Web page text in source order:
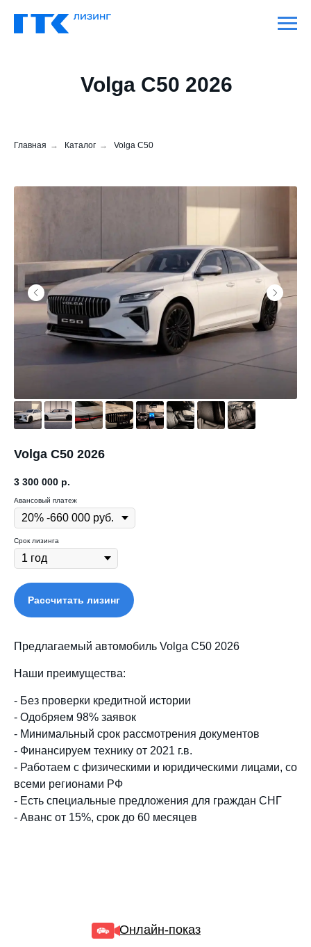
Volga С50 2026
Главная → Каталог → Volga С50
Volga С50 2026
3 300 000 р.
Авансовый платеж
Срок лизинга
Рассчитать лизинг
Предлагаемый автомобиль Volga С50 2026
Наши преимущества:
- Без проверки кредитной истории
- Одобряем 98% заявок
- Минимальный срок рассмотрения документов
- Финансируем технику от 2021 г.в.
- Работаем с физическими и юридическими лицами, со
всеми регионами РФ
- Есть специальные предложения для граждан СНГ
- Аванс от 15%, срок до 60 месяцев
Онлайн-показ